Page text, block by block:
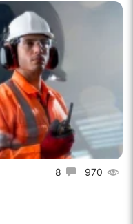
8 970